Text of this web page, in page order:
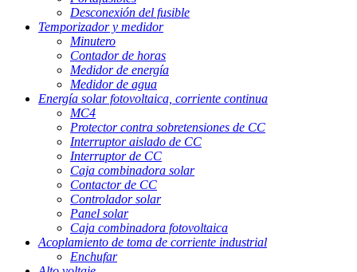
Desconexión del fusible
Temporizador y medidor
Minutero
Contador de horas
Medidor de energía
Medidor de agua
Energía solar fotovoltaica, corriente continua
MC4
Protector contra sobretensiones de CC
Interruptor aislado de CC
Interruptor de CC
Caja combinadora solar
Contactor de CC
Controlador solar
Panel solar
Caja combinadora fotovoltaica
Acoplamiento de toma de corriente industrial
Enchufar